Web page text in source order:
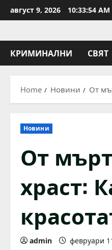
to
август 9, 2026 10:33:55 AM
КРИМИНАЛНИ СВЯТ
Home Новини От
Новини
От
храст:
admin февруари